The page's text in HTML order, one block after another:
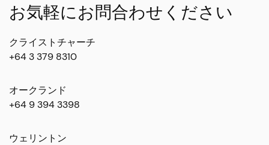
お気軽にお問合わせください
クライストチャーチ
+64 3 379 8310
オークランド
+64 9 394 3398
ウェリントン